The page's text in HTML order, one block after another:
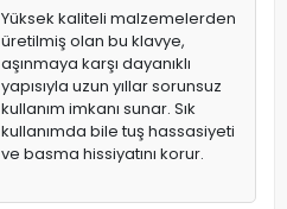
Yüksek kaliteli malzemelerden
üretilmiş olan bu klavye,
aşınmaya karşı dayanıklı
yapısıyla uzun yıllar sorunsuz
kullanım imkanı sunar. Sık
kullanımda bile tuş hassasiyeti
ve basma hissiyatını korur.